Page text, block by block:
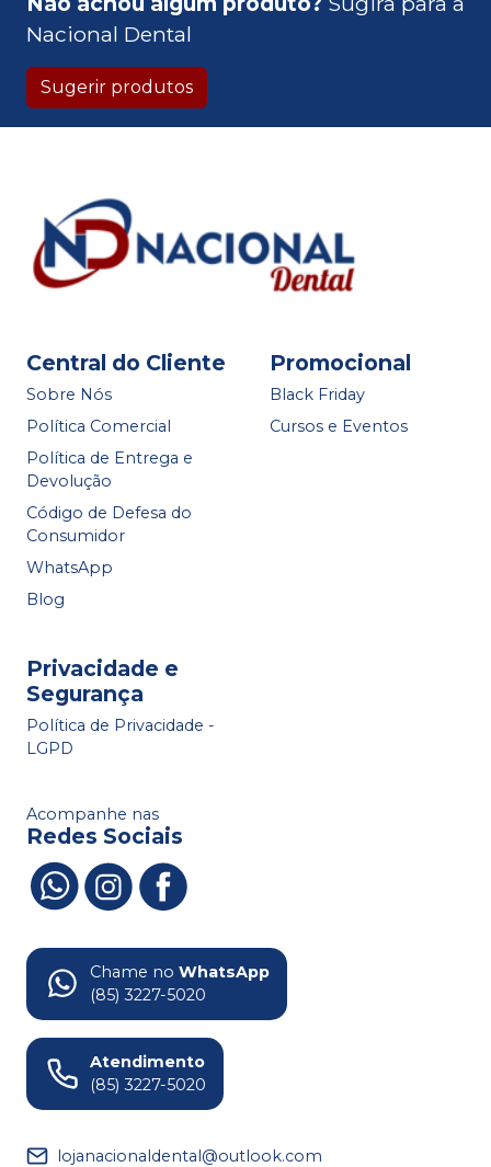
Nacional Dental
Sugerir produtos
Central do Cliente
Sobre Nós
Política Comercial
Política de Entrega e
Devolução
Código de Defesa do
Consumidor
WhatsApp
Blog
Promocional
Black Friday
Cursos e Eventos
Privacidade e
Segurança
Política de Privacidade -
LGPD
Acompanhe nas
Redes Sociais
Chame no WhatsApp
(85) 3227-5020
Atendimento
(85) 3227-5020
lojanacionaldental@outlook.com